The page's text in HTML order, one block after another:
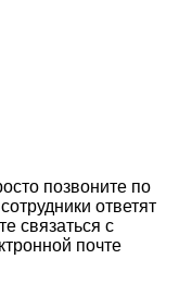
позвоните по
ответят
связаться с
почте